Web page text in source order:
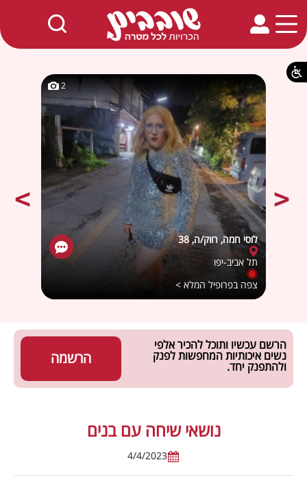
חמים באתר
2
לוסי חמה, רווק/ה, 38
תל אביב-יפו
צפה בפרופיל המלא >
הרשמה
הרשם עכשיו ותוכל להכיר אלפי
נשים איכותיות המחפשות לפנק
ולהתפנק יחד.
נושאי שיחה עם בנים
4/4/2023